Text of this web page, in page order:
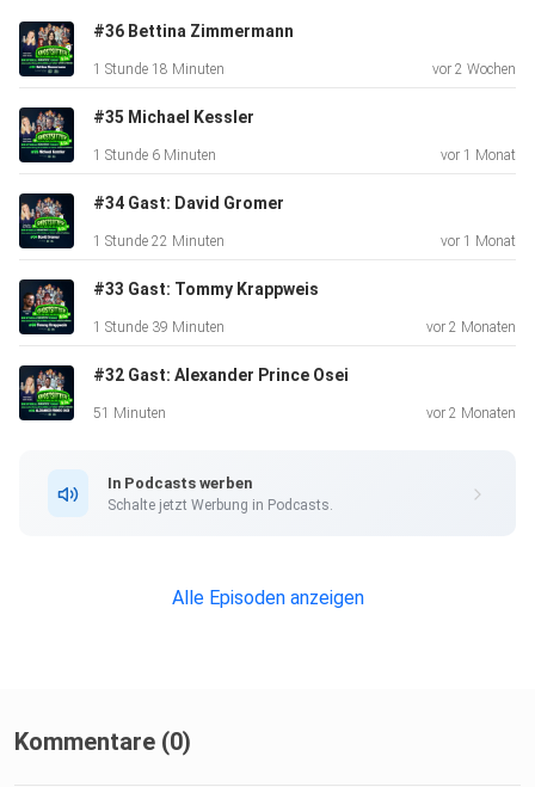
#36 Bettina Zimmermann
1 Stunde 18 Minuten vor 2 Wochen
#35 Michael Kessler
1 Stunde 6 Minuten vor 1 Monat
#34 Gast: David Gromer
1 Stunde 22 Minuten vor 1 Monat
#33 Gast: Tommy Krappweis
1 Stunde 39 Minuten vor 2 Monaten
#32 Gast: Alexander Prince Osei
51 Minuten vor 2 Monaten
In Podcasts werben
Schalte jetzt Werbung in Podcasts.
Alle Episoden anzeigen
Kommentare (0)